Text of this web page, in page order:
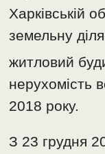
Харківській
земельну
житловий
нерухомість
2018 року.
З 23 грудня